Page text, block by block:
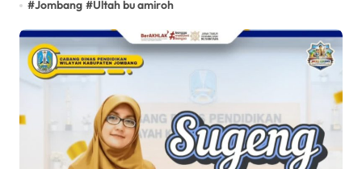
#Jombang #Ultah bu amiroh